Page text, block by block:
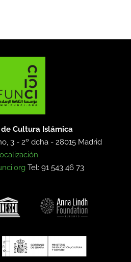
Cultura Islámica
3 - 2º dcha -28015 Madrid
Tel: 91 543 46 73